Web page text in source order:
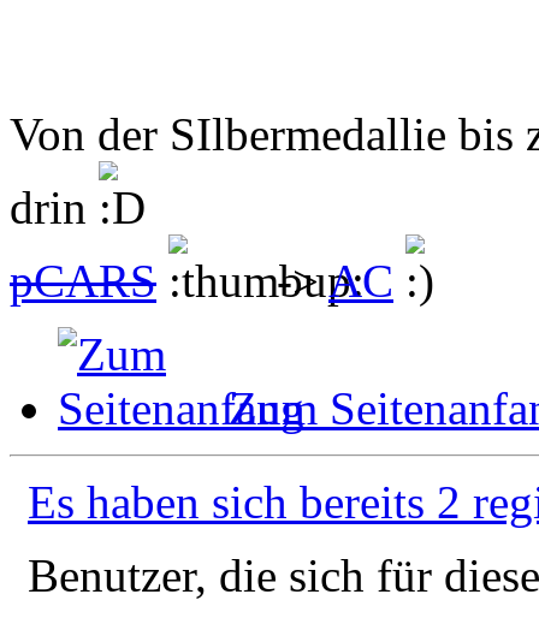
Von der SIlbermedallie bis
drin
pCARS
->AC
Zum
Es haben sich bereits 2
Benutzer, die sich für